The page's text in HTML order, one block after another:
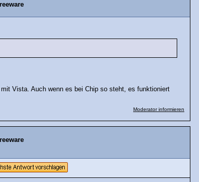
mit Vista. Auch wenn es bei Chip so steht, es funktioniert
Moderator informieren